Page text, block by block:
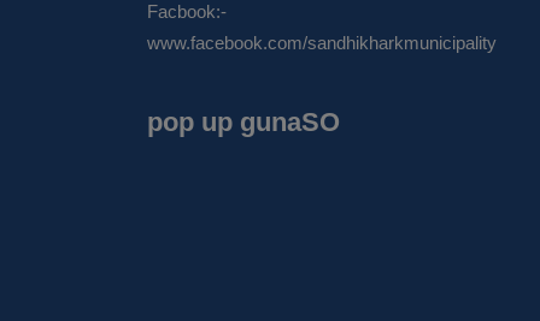
Facbook:-
www.facebook.com/sandhikharkmunicipality
pop up gunaSO